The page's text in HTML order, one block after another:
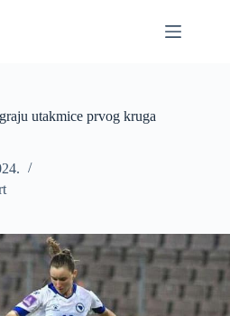
utakmice prvog kruga